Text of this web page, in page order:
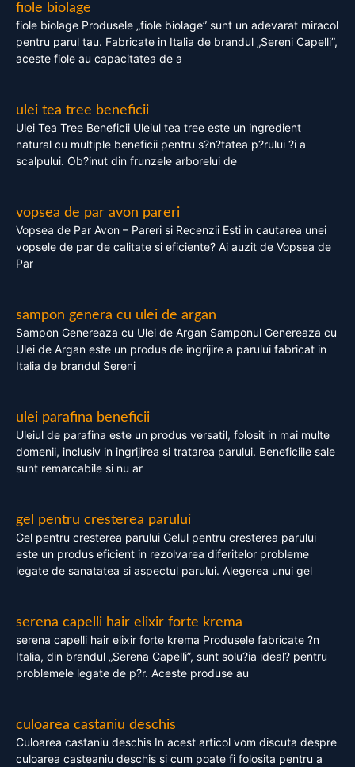
fiole biolage
fiole biolage Produsele „fiole biolage” sunt un adevarat miracol
pentru parul tau. Fabricate in Italia de brandul „Sereni Capelli”,
aceste fiole au capacitatea de a
ulei tea tree beneficii
Ulei Tea Tree Beneficii Uleiul tea tree este un ingredient
natural cu multiple beneficii pentru s?n?tatea p?rului ?i a
scalpului. Ob?inut din frunzele arborelui de
vopsea de par avon pareri
Vopsea de Par Avon – Pareri si Recenzii Esti in cautarea unei
vopsele de par de calitate si eficiente? Ai auzit de Vopsea de
Par
sampon genera cu ulei de argan
Sampon Genereaza cu Ulei de Argan Samponul Genereaza cu
Ulei de Argan este un produs de ingrijire a parului fabricat in
Italia de brandul Sereni
ulei parafina beneficii
Uleiul de parafina este un produs versatil, folosit in mai multe
domenii, inclusiv in ingrijirea si tratarea parului. Beneficiile sale
sunt remarcabile si nu ar
gel pentru cresterea parului
Gel pentru cresterea parului Gelul pentru cresterea parului
este un produs eficient in rezolvarea diferitelor probleme
legate de sanatatea si aspectul parului. Alegerea unui gel
serena capelli hair elixir forte krema
serena capelli hair elixir forte krema Produsele fabricate ?n
Italia, din brandul „Serena Capelli”, sunt solu?ia ideal? pentru
problemele legate de p?r. Aceste produse au
culoarea castaniu deschis
Culoarea castaniu deschis In acest articol vom discuta despre
culoarea casteaniu deschis si cum poate fi folosita pentru a